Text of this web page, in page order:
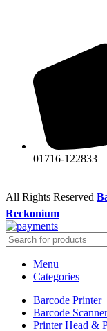
01716-122833
All Rights Reserved
Reckonium
Menu
Categories
Barcode Printer
Barcode Scanner
Printer Head &